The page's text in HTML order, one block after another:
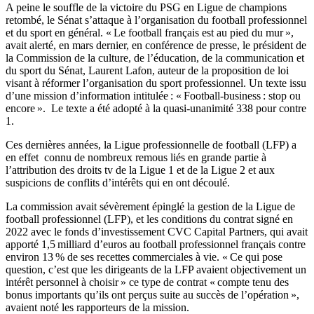
A peine le souffle de la victoire du PSG en Ligue de champions
retombé, le Sénat s’attaque à l’organisation du football professionnel
et du sport en général. « Le football français est au pied du mur »,
avait alerté, en mars dernier, en conférence de presse, le président de
la Commission de la culture, de l’éducation, de la communication et
du sport du Sénat, Laurent Lafon, auteur de la proposition de loi
visant à réformer l’organisation du sport professionnel. Un texte issu
d’une mission d’information intitulée : « Football-business : stop ou
encore ». Le texte a été adopté à la quasi-unanimité 338 pour contre
1.
Ces dernières années, la Ligue professionnelle de football (LFP) a
en effet connu de nombreux remous liés en grande partie à
l’attribution des droits tv de la Ligue 1 et de la Ligue 2 et aux
suspicions de conflits d’intérêts qui en ont découlé.
La commission avait sévèrement épinglé la gestion de la Ligue de
football professionnel (LFP), et les conditions du contrat signé en
2022 avec le fonds d’investissement CVC Capital Partners, qui avait
apporté 1,5 milliard d’euros au football professionnel français contre
environ 13 % de ses recettes commerciales à vie. « Ce qui pose
question, c’est que les dirigeants de la LFP avaient objectivement un
intérêt personnel à choisir » ce type de contrat « compte tenu des
bonus importants qu’ils ont perçus suite au succès de l’opération »,
avaient noté les rapporteurs de la mission.